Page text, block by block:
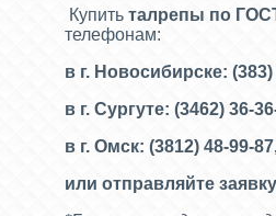
Купить талрепы по
телефонам:
в г. Новосибирске:
в г. Сургуте: (3462) 36-
в г. Омск: (3812) 48-99-
или отправляйте